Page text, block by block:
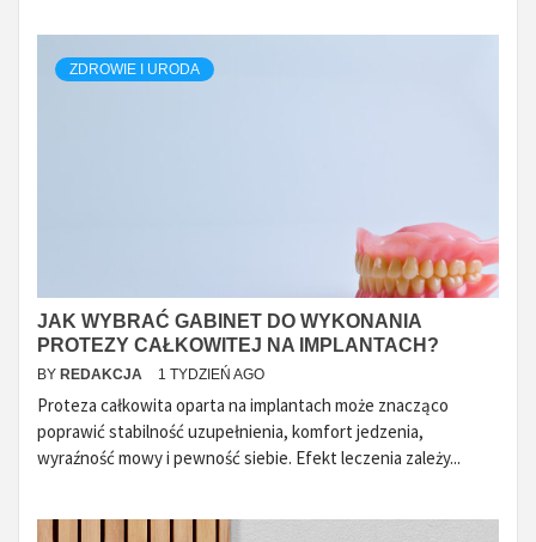
ZDROWIE I URODA
JAK WYBRAĆ GABINET DO WYKONANIA
PROTEZY CAŁKOWITEJ NA IMPLANTACH?
BY REDAKCJA 1 TYDZIEŃ AGO
Proteza całkowita oparta na implantach może znacząco
poprawić stabilność uzupełnienia, komfort jedzenia,
wyraźność mowy i pewność siebie. Efekt leczenia zależy...